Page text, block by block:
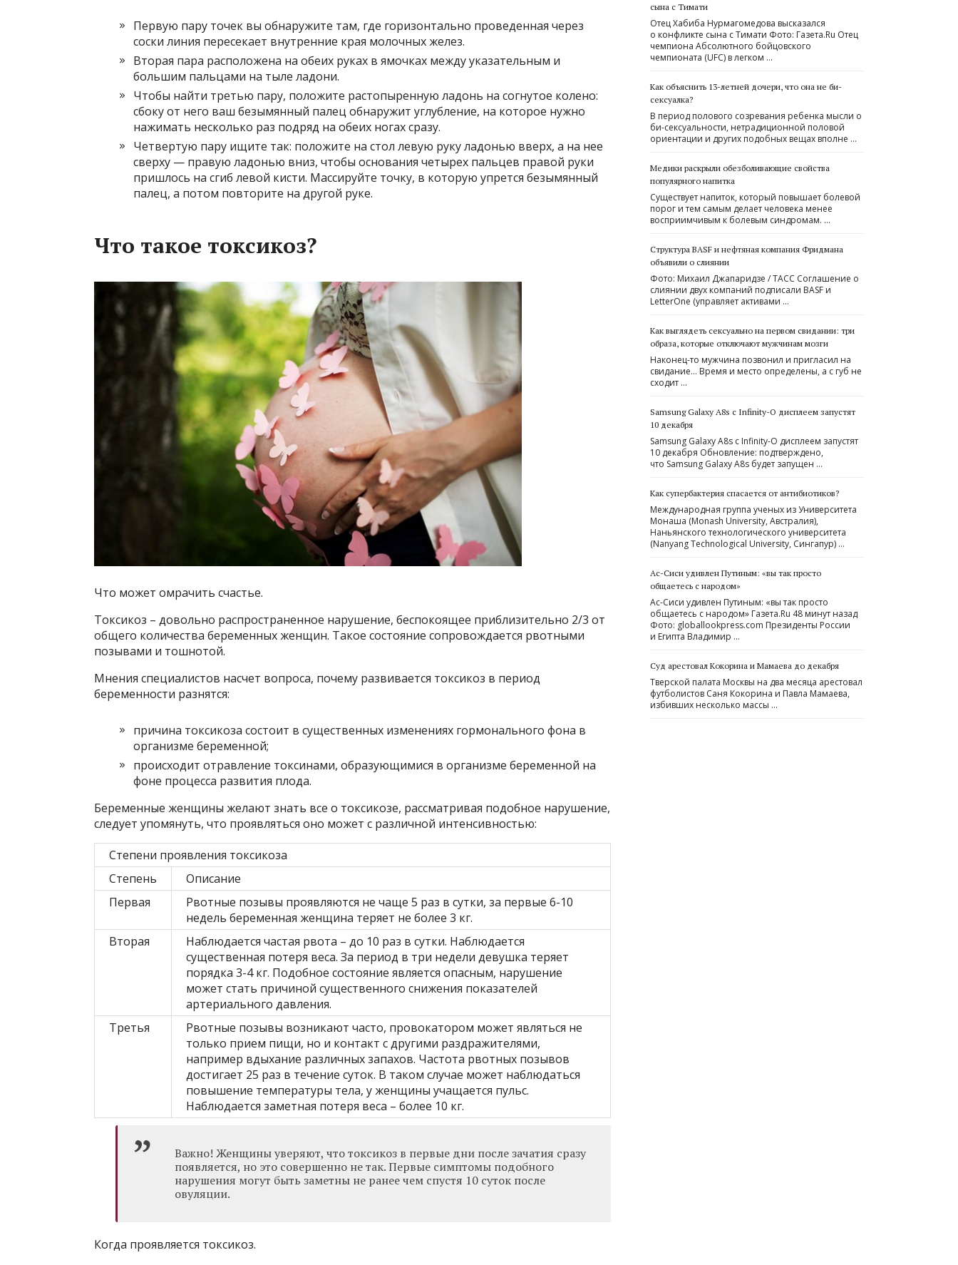
Первую пару точек вы обнаружите там, где горизонтально проведенная через
соски линия пересекает внутренние края молочных желез.
Вторая пара расположена на обеих руках в ямочках между указательным и
большим пальцами на тыле ладони.
Чтобы найти третью пару, положите растопыренную ладонь на согнутое колено:
сбоку от него ваш безымянный палец обнаружит углубление, на которое нужно
нажимать несколько раз подряд на обеих ногах сразу.
Четвертую пару ищите так: положите на стол левую руку ладонью вверх, а на нее
сверху — правую ладонью вниз, чтобы основания четырех пальцев правой руки
пришлось на сгиб левой кисти. Массируйте точку, в которую упрется безымянный
палец, а потом повторите на другой руке.
Что такое токсикоз?
Что может омрачить счастье.
Токсикоз – довольно распространенное нарушение, беспокоящее приблизительно 2/3 от
общего количества беременных женщин. Такое состояние сопровождается рвотными
позывами и тошнотой.
Мнения специалистов насчет вопроса, почему развивается токсикоз в период
беременности разнятся:
причина токсикоза состоит в существенных изменениях гормонального фона в
организме беременной;
происходит отравление токсинами, образующимися в организме беременной на
фоне процесса развития плода.
Беременные женщины желают знать все о токсикозе, рассматривая подобное нарушение,
следует упомянуть, что проявляться оно может с различной интенсивностью:
Степени проявления токсикоза
Степень
Описание
Первая
Рвотные позывы проявляются не чаще 5 раз в сутки, за первые 6-10
недель беременная женщина теряет не более 3 кг.
Вторая
Наблюдается частая рвота – до 10 раз в сутки. Наблюдается
существенная потеря веса. За период в три недели девушка теряет
порядка 3-4 кг. Подобное состояние является опасным, нарушение
может стать причиной существенного снижения показателей
артериального давления.
Третья
Рвотные позывы возникают часто, провокатором может являться не
только прием пищи, но и контакт с другими раздражителями,
например вдыхание различных запахов. Частота рвотных позывов
достигает 25 раз в течение суток. В таком случае может наблюдаться
повышение температуры тела, у женщины учащается пульс.
Наблюдается заметная потеря веса – более 10 кг.
Важно! Женщины уверяют, что токсикоз в первые дни после зачатия сразу
появляется, но это совершенно не так. Первые симптомы подобного
нарушения могут быть заметны не ранее чем спустя 10 суток после
овуляции.
Когда проявляется токсикоз.
сына с Тимати
Отец Хабиба Нурмагомедова высказался
о конфликте сына с Тимати Фото: Газета.Ru Отец
чемпиона Абсолютного бойцовского
чемпионата (UFC) в легком …
Как объяснить 13-летней дочери, что она не би-
сексуалка?
В период полового созревания ребенка мысли о
би-сексуальности, нетрадиционной половой
ориентации и других подобных вещах вполне …
Медики раскрыли обезболивающие свойства
популярного напитка
Существует напиток, который повышает болевой
порог и тем самым делает человека менее
восприимчивым к болевым синдромам. …
Структура BASF и нефтяная компания Фридмана
объявили о слиянии
Фото: Михаил Джапаридзе / ТАСС Соглашение о
слиянии двух компаний подписали BASF и
LetterOne (управляет активами …
Как выглядеть сексуально на первом свидании: три
образа, которые отключают мужчинам мозги
Наконец-то мужчина позвонил и пригласил на
свидание… Время и место определены, а с губ не
сходит …
Samsung Galaxy A8s с Infinity-O дисплеем запустят
10 декабря
Samsung Galaxy A8s с Infinity-O дисплеем запустят
10 декабря Обновление: подтверждено,
что Samsung Galaxy A8s будет запущен …
Как супербактерия спасается от антибиотиков?
Международная группа ученых из Университета
Монаша (Monash University, Австралия),
Наньянского технологического университета
(Nanyang Technological University, Сингапур) …
Ас-Сиси удивлен Путиным: «вы так просто
общаетесь с народом»
Ас-Сиси удивлен Путиным: «вы так просто
общаетесь с народом» Газета.Ru 48 минут назад
Фото: globallookpress.com Президенты России
и Египта Владимир …
Суд арестовал Кокорина и Мамаева до декабря
Тверской палата Москвы на два месяца арестовал
футболистов Саня Кокорина и Павла Мамаева,
избивших несколько массы …